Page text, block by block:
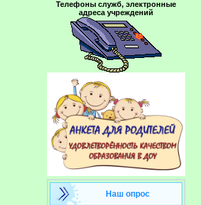
Телефоны служб, электронные
адреса учреждений
Наш опрос